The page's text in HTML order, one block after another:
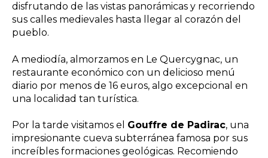
disfrutando de las vistas panorámicas y recorriendo
sus calles medievales hasta llegar al corazón del
pueblo.
A mediodía, almorzamos en Le Quercygnac, un
restaurante económico con un delicioso menú
diario por menos de 16 euros, algo excepcional en
una localidad tan turística.
Por la tarde visitamos el Gouffre de Padirac, una
impresionante cueva subterránea famosa por sus
increíbles formaciones geológicas. Recomiendo